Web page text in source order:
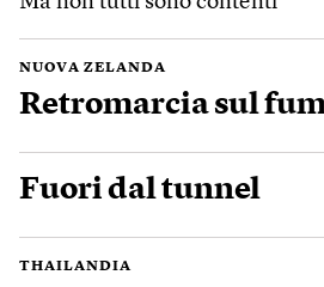
NUOVA ZELANDA
Retromarcia sul
Fuori dal tunnel
THAILANDIA